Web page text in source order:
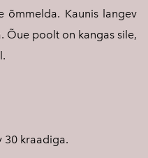
õmmelda. Kaunis langev
Õue poolt on kangas sile,
30 kraadiga.